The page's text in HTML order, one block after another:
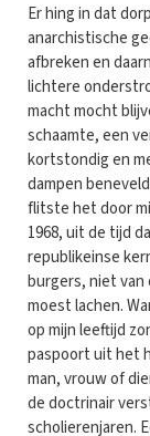
Er hing in dat
anarchistische
afbreken en
lichtere
macht mocht
schaamte, een
kortstondig en
dampen
flitste het door
1968, uit de tijd
republikeinse
burgers, niet van
moest lachen.
op mijn leeftijd
paspoort uit het
man, vrouw of
de doctrinair
scholierenjaren.